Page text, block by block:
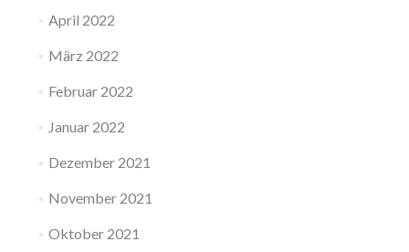
April 2022
März 2022
Februar 2022
Januar 2022
Dezember 2021
November 2021
Oktober 2021